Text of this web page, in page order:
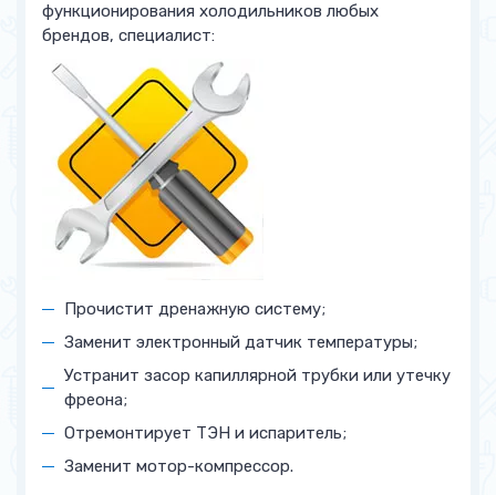
функционирования холодильников любых
брендов, специалист:
Прочистит дренажную систему;
Заменит электронный датчик температуры;
Устранит засор капиллярной трубки или утечку
фреона;
Отремонтирует ТЭН и испаритель;
Заменит мотор-компрессор.